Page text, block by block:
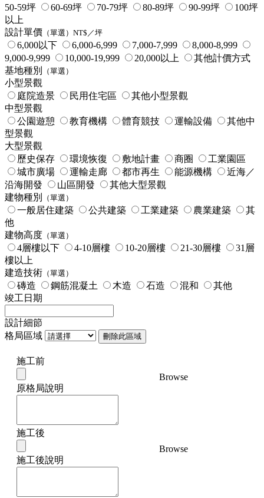
50-59坪
60-69坪 70-79坪 80-89坪 90-99坪
100坪
以上
設計單價 （單選）NT$／坪
6,000以下 6,000-6,999 7,000-7,999
8,000-8,999
9,000-9,999
10,000-19,999 20,000以上
其他計價方式
基地種別
（單選）
小型景觀
庭院造景
民用住宅區
其他小型景觀
中型景觀
公園遊憩
教育機構 體育競技 運輸設備
其他中
型景觀
大型景觀
歷史保存
環境恢復 敷地計畫 商圈
工業園區
城市廣場
運輸走廊 都市再生 能源機構
近海／
沿海開發
山區開發
其他大型景觀
建物種別
（單選）
一般居住建築 公共建築 工業建築 農業建築
其
他
建物高度 （單選）
4層樓以下 4-10層樓 10-20層樓 21-30層樓
31層
樓以上
建造技術 （單選）
磚造 鋼筋混凝土 木造 石造 混和
其他
竣工日期
設計細節
格局區域
刪除此區域
施工前
Browse
原格局說明
施工後
Browse
施工後說明